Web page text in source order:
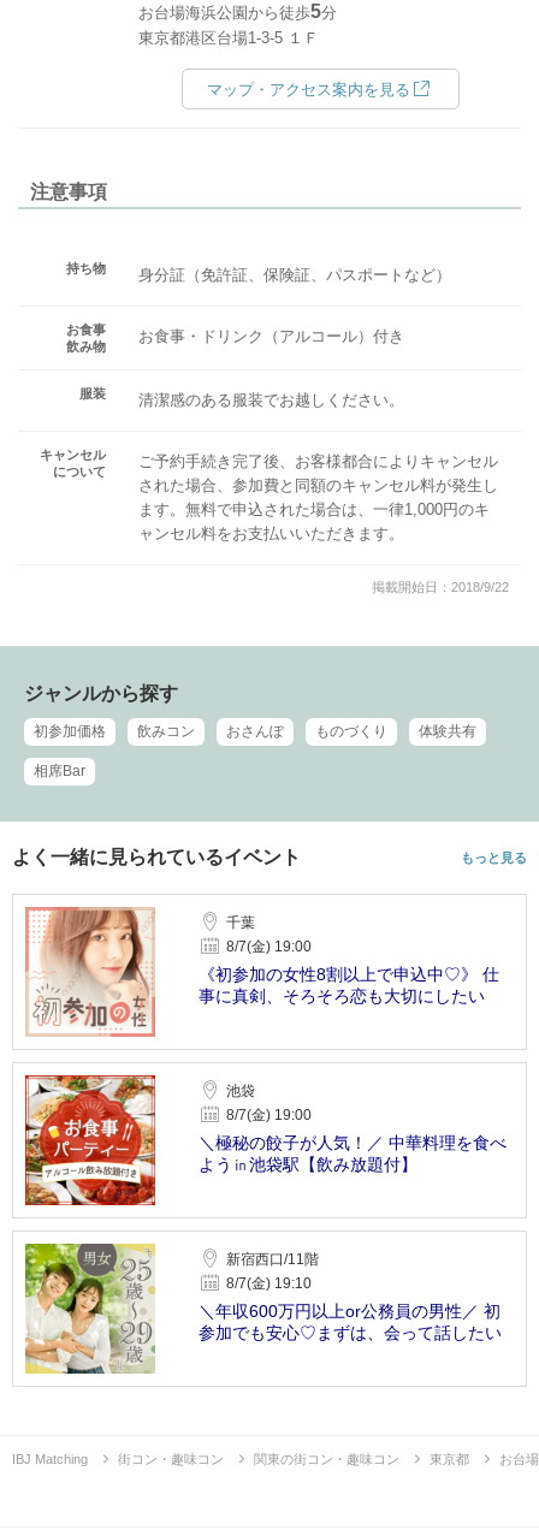
お台場海浜公園から徒歩5分
東京都港区台場1-3-5 １Ｆ
マップ・アクセス案内を見る
注意事項
持ち物 身分証（免許証、保険証、パスポートなど）
お食事
飲み物
お食事・ドリンク（アルコール）付き
服装 清潔感のある服装でお越しください。
キャンセル
について
ご予約手続き完了後、お客様都合によりキャンセル
された場合、参加費と同額のキャンセル料が発生し
ます。無料で申込された場合は、一律1,000円のキ
ャンセル料をお支払いいただきます。
掲載開始日：2018/9/22
ジャンルから探す
初参加価格 飲みコン おさんぽ ものづくり 体験共有
相席Bar
よく一緒に見られているイベント もっと見る
千葉
8/7(金) 19:00
《初参加の女性8割以上で申込中♡》 仕
事に真剣、そろそろ恋も大切にしたい
池袋
8/7(金) 19:00
＼極秘の餃子が人気！／ 中華料理を食べ
よう㏌池袋駅【飲み放題付】
新宿西口/11階
8/7(金) 19:10
＼年収600万円以上or公務員の男性／ 初
参加でも安心♡まずは、会って話したい
IBJ Matching 街コン・趣味コン 関東の街コン・趣味コン 東京都 お台場